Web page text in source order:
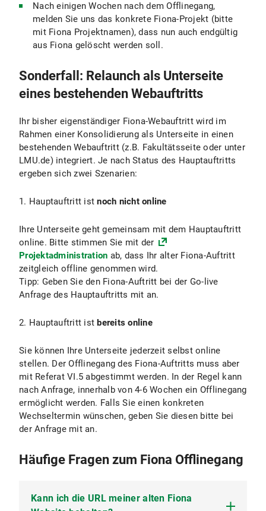
Nach einigen Wochen nach dem Offlinegang,
melden Sie uns das konkrete Fiona-Projekt (bitte
mit Fiona Projektnamen), dass nun auch endgültig
aus Fiona gelöscht werden soll.
Sonderfall: Relaunch als Unterseite
eines bestehenden Webauftritts
Ihr bisher eigenständiger Fiona-Webauftritt wird im
Rahmen einer Konsolidierung als Unterseite in einen
bestehenden Webauftritt (z.B. Fakultätsseite oder unter
LMU.de) integriert. Je nach Status des Hauptauftritts
ergeben sich zwei Szenarien:
1. Hauptauftritt istnoch nicht online
Ihre Unterseite geht gemeinsam mit dem Hauptauftritt
online. Bitte stimmen Sie mit der
Projektadministration ab, dass Ihr alter Fiona-Auftritt
zeitgleich offline genommen wird.
Tipp: Geben Sie den Fiona-Auftritt bei der Go-live
Anfrage des Hauptauftritts mit an.
2. Hauptauftritt istbereits online
Sie können Ihre Unterseite jederzeit selbst online
stellen. Der Offlinegang des Fiona-Auftritts muss aber
mit Referat VI.5 abgestimmt werden. In der Regel kann
nach Anfrage, innerhalb von 4-6 Wochen ein Offlinegang
ermöglicht werden. Falls Sie einen konkreten
Wechseltermin wünschen, geben Sie diesen bitte bei
der Anfrage mit an.
Häufige Fragen zum Fiona Offlinegang
Kann ich die URL meiner alten Fiona